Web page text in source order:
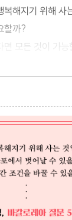
일 철학하기’에
학의 상징인 바칼
하는 필수 지식과
, 윤리, 정치와
에서 공자, 펠로
역사와 동서양을
자하면 내면을
각을 기를 수 있
해지기 위해 사
할까?
면 모든 것이 가능
간에게서 일체
선하다고 생각하
앎은 지식의 일
포에서 벗어날
인가’라는 질문